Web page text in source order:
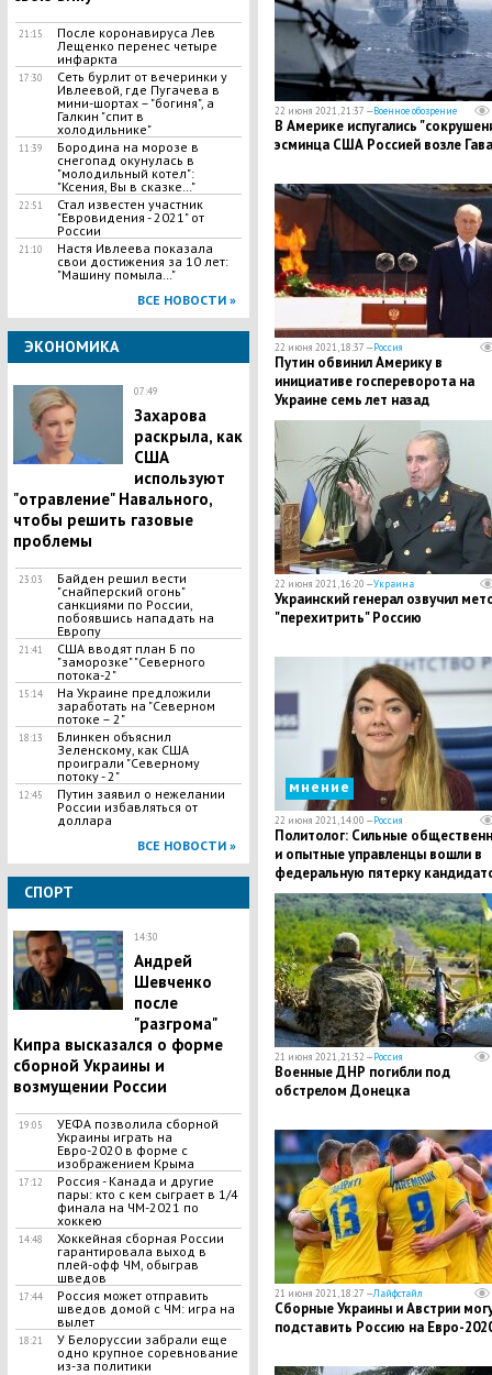
21:15
После коронавируса Лев
Лещенко перенес четыре
инфаркта
17:30
Сеть бурлит от вечеринки у
Ивлеевой, где Пугачева в
мини-шортах – "богиня", а
Галкин "спит в
холодильнике"
11:39
Бородина на морозе в
снегопад окунулась в
"молодильный котел":
"Ксения, Вы в сказке…"
22:51
Стал известен участник
"Евровидения - 2021" от
России
21:10
Настя Ивлеева показала
свои достижения за 10 лет:
"Машину помыла…"
ВСЕ НОВОСТИ »
ЭКОНОМИКА
07:49
Захарова
раскрыла, как
США
используют
"отравление" Навального,
чтобы решить газовые
проблемы
23:03
Байден решил вести
"снайперский огонь"
санкциями по России,
побоявшись нападать на
Европу
21:41
США вводят план Б по
"заморозке" "Северного
потока-2"
15:14
На Украине предложили
заработать на "Северном
потоке – 2"
18:13
Блинкен объяснил
Зеленскому, как США
проиграли "Северному
потоку - 2"
12:45
Путин заявил о нежелании
России избавляться от
доллара
ВСЕ НОВОСТИ »
СПОРТ
14:30
Андрей
Шевченко
после
"разгрома"
Кипра высказался о форме
сборной Украины и
возмущении России
19:05
УЕФА позволила сборной
Украины играть на
Евро-2020 в форме с
изображением Крыма
17:12
Россия - Канада и другие
пары: кто с кем сыграет в 1/4
финала на ЧМ-2021 по
хоккею
14:48
Хоккейная сборная России
гарантировала выход в
плей-офф ЧМ, обыграв
шведов
17:44
Россия может отправить
шведов домой с ЧМ: игра на
вылет
18:21
У Белоруссии забрали еще
одно крупное соревнование
из-за политики
22 июня 2021, 21:37 —Военное обозрение
В Америке испугались
эсминца США Россией возле
22 июня 2021, 18:37 —Россия
Путин обвинил Америку в
инициативе госпереворота на
Украине семь лет назад
22 июня 2021, 16:20 —Украина
Украинский генерал озвучил
"перехитрить" Россию
мнение
22 июня 2021, 14:00 —Россия
Политолог: Сильные
и опытные управленцы вошли в
федеральную пятерку
«Единой России»
21 июня 2021, 21:32 —Россия
Военные ДНР погибли под
обстрелом Донецка
21 июня 2021, 18:27 —Лайфстайл
Сборные Украины и Австрии
подставить Россию на Евро-